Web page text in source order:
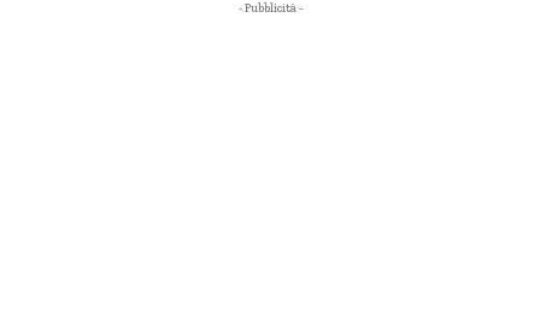
- Pubblicità -